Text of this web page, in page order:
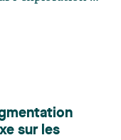
minières de
au
sur les